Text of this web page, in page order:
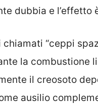
dubbia e l’effetto
“ceppi
la combustione
il creosoto
ausilio